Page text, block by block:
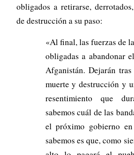
obligados a retirarse,
de destrucción a su paso:
«Al final, las fuerzas de
obligadas a abandonar
Afganistán. Dejarán
muerte y destrucción y
resentimiento que
sabemos cuál de las
el próximo gobierno
sabemos es que, como